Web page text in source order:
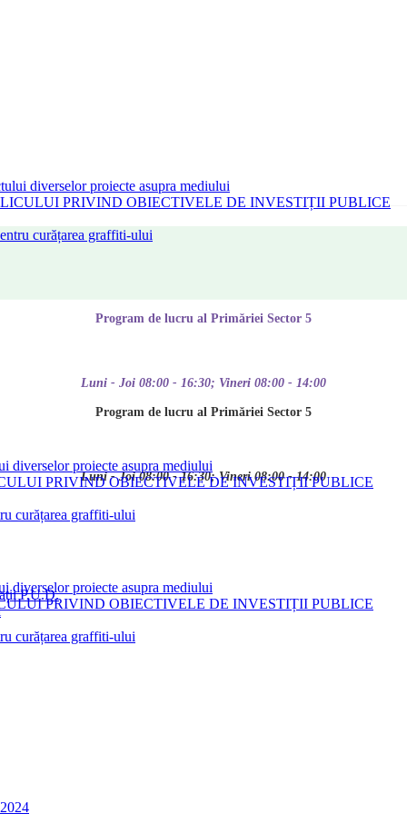
diverselor proiecte asupra mediului
PRIVIND OBIECTIVELE DE INVESTIȚII PUBLICE
curățarea graffiti-ului
P.U.D.
Program de lucru al Primăriei Sector 5
Luni - Joi 08:00 - 16:30; Vineri 08:00 - 14:00
Program de lucru al Primăriei Sector 5
Luni - Joi 08:00 - 16:30; Vineri 08:00 - 14:00
diverselor proiecte asupra mediului
PRIVIND OBIECTIVELE DE INVESTIȚII PUBLICE
curățarea graffiti-ului
diverselor proiecte asupra mediului
PRIVIND OBIECTIVELE DE INVESTIȚII PUBLICE
curățarea graffiti-ului